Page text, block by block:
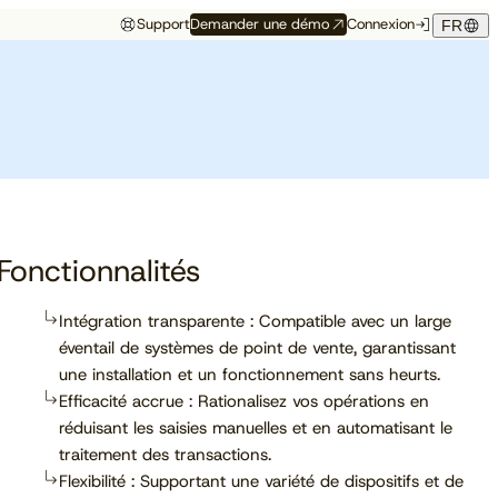
SupportDemander une démo Connexion FR
En savoir plus
conférences, salons et
Intégration transparente : Compatible avec un large
éventail de systèmes de point de vente, garantissant
une installation et un fonctionnement sans heurts.
Efficacité accrue : Rationalisez vos opérations en
réduisant les saisies manuelles et en automatisant le
traitement des transactions.
Flexibilité : Supportant une variété de dispositifs et de